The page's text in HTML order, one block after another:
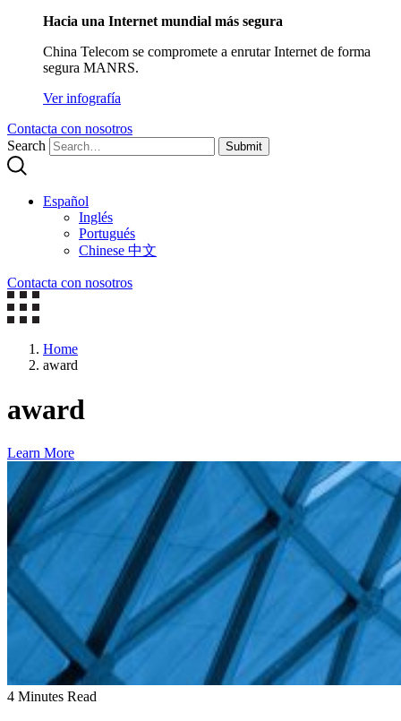
Hacia una Internet mundial más segura
China Telecom se compromete a enrutar Internet de forma
segura MANRS.
Ver infografía
Contacta con nosotros
Search
Submit
Español
Inglés
Portugués
Chinese 中文
Contacta con nosotros
Home
award
award
Learn More
4 Minutes Read